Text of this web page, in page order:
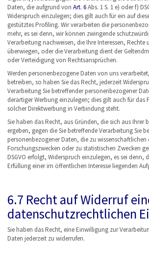
Daten, die aufgrund von Art. 6Abs. 1 S. 1 e) oder f)
Widerspruch einzulegen; dies gilt auch für ein auf
gestütztes Profiling. Wir verarbeiten die
mehr, es sei denn, wir können zwingende
Verarbeitung nachweisen, die Ihre Interessen, Rechte
überwiegen, oder die Verarbeitung dient der
oder Verteidigung von Rechtsansprüchen.
Werden personenbezogene Daten von uns
betreiben, so haben Sie das Recht, jederzeit
Verarbeitung Sie betreffender personenbezogener
derartiger Werbung einzulegen; dies gilt auch für
solcher Direktwerbung in Verbindung steht.
Sie haben das Recht, aus Gründen, die sich aus Ihrer
ergeben, gegen die Sie betreffende Verarbeitung Sie
personenbezogener Daten, die zu
Forschungszwecken oder zu statistischen Zwecken
DSGVO erfolgt, Widerspruch einzulegen, es sei denn,
Erfüllung einer im öffentlichen Interesse liegenden
6.7 Recht auf Widerruf
datenschutzrechtlichen
Sie haben das Recht, eine Einwilligung zur
Daten jederzeit zu widerrufen.